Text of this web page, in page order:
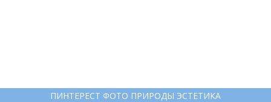
ПИНТЕРЕСТ ФОТО ПРИРОДЫ ЭСТЕТИКА